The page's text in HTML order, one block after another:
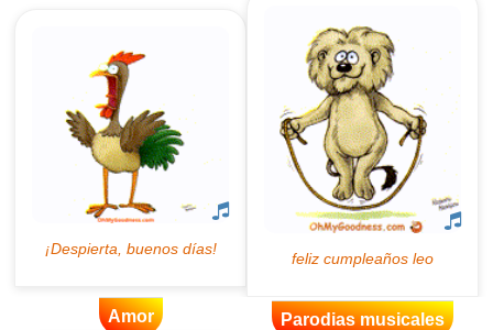
Amor Parodias musicales